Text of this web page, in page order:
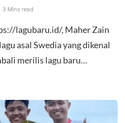
3 Mins read
lagubaru.id/, Maher Zain
asal Swedia yang dikenal
merilis lagu baru…